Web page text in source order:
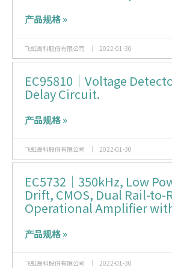
产品规格 »
飞虹高科股份有限公司 2022-01-30
EC95810｜Voltage
Delay Circuit.
产品规格 »
飞虹高科股份有限公司 2022-01-30
EC5732｜350kHz, Low
Drift, CMOS, Dual Rail-to-
Operational Amplifier
产品规格 »
飞虹高科股份有限公司 2022-01-30